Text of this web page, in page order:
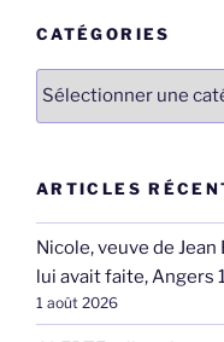
CATÉGORIES
Catégories
ARTICLES
Nicole, veuve de
lui avait faite, Angers
1 août 2026